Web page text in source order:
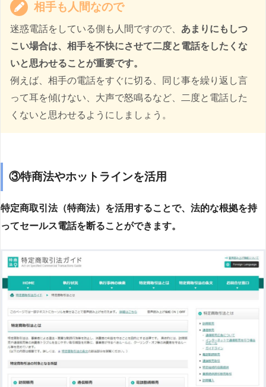
相手も人間なので
迷惑電話をしている側も人間ですので、 あまりにもしつ
こい場合は、相手を不快にさせて二度と電話をしたくな
いと思わせることが重要です。
例えば、相手の電話をすぐに切る、同じ事を繰り返し言
って耳を傾けない、大声で怒鳴るなど、二度と電話した
くないと思わせるようにしましょう。
③特商法やホットラインを活用
特定商取引法（特商法）を活用することで、法的な根拠を持
ってセールス電話を断ることができます。